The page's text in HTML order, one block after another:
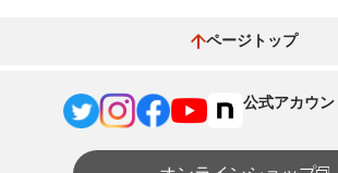
ページトップ
公式アカウ